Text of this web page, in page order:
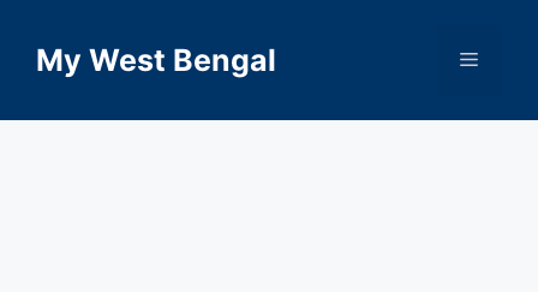
contentMy West Bengal Menu